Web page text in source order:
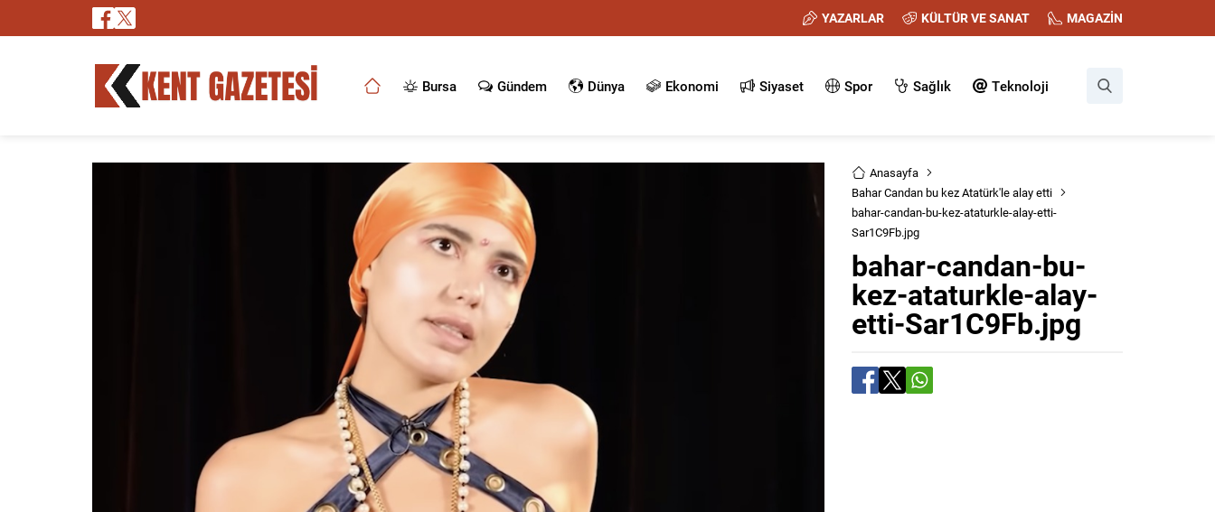
YAZARLAR KÜLTÜR VE SANAT MAGAZİN
Bursa Gündem Dünya Ekonomi Siyaset Spor Sağlık Teknoloji
Anasayfa
Bahar Candan bu kez Atatürk'le alay etti
bahar-candan-bu-kez-ataturkle-alay-etti-
Sar1C9Fb.jpg
bahar-candan-bu-
kez-ataturkle-alay-
etti-Sar1C9Fb.jpg